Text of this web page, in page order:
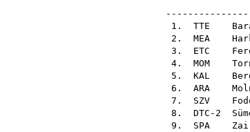
1. TTE
2. MEA
3. ETC
4. MOM
5. KAL
6. ARA
7. SZV
8. DTC-2
9. SPA